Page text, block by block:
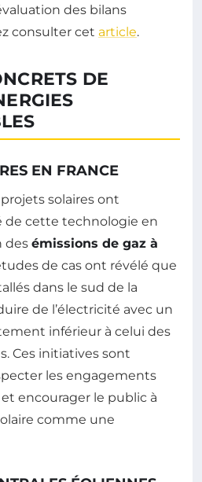
des bilans
consulter cet article.
DE
EN FRANCE
solaires ont
de cette technologie en
des émissions de gaz à
de cas ont révélé que
dans le sud de la
de l’électricité avec un
inférieur à celui des
Ces initiatives sont
les engagements
encourager le public à
comme une